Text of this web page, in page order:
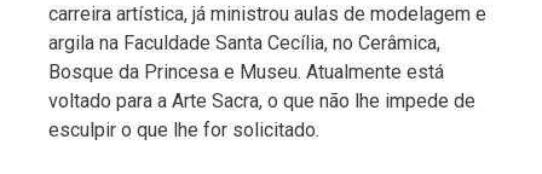
carreira artística, já ministrou aulas de modelagem e
argila na Faculdade Santa Cecília, no Cerâmica,
Bosque da Princesa e Museu. Atualmente está
voltado para a Arte Sacra, o que não lhe impede de
esculpir o que lhe for solicitado.